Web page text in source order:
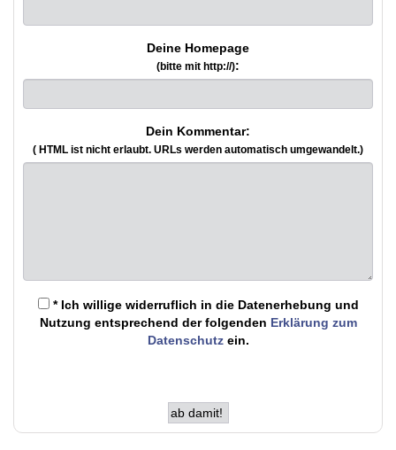
Deine Homepage
(bitte mit http://):
Dein Kommentar:
( HTML ist nicht erlaubt. URLs werden automatisch umgewandelt.)
* Ich willige widerruflich in die Datenerhebung und
Nutzung entsprechend der folgenden Erklärung zum
Datenschutzein.